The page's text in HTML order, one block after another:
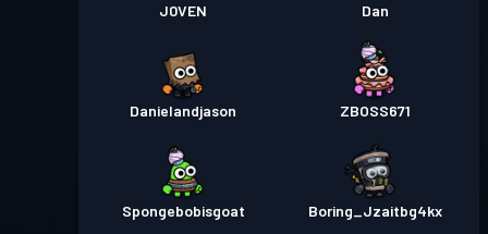
J0VEN Dan
Danielandjason ZBOSS671
Spongebobisgoat Boring_Jzaitbg4kx